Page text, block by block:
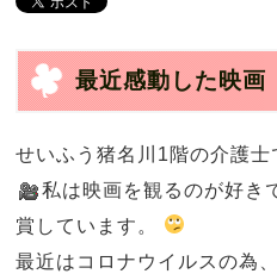
最近感動した映画
せいふう猪名川1階の介護士
私は映画を観るのが好き
賞しています。
最近はコロナウイルスの為